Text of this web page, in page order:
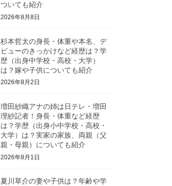
ついても紹介
2026年8月8日
杉本哲太の身長・体重や本名、デ
ビューのきっかけなど経歴は？学
歴（出身中学校・高校・大学）
は？嫁や子供についても紹介
2026年8月2日
増田紗織アナの姉は日テレ・増田
理紗記者！身長・体重など経歴
は？学歴（出身小中学校・高校・
大学）は？実家の家族、両親（父
親・母親）についても紹介
2026年8月1日
夏川草介の妻や子供は？年齢や学